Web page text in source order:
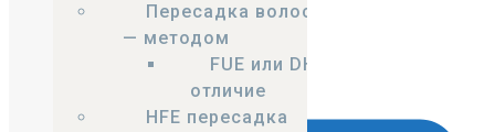
Пересадка волос DHI
— методом
FUE или DHI в чем
отличие
HFE пересадка